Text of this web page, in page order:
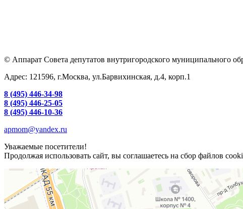
© Аппарат Совета депутатов внутригородского муниципального
Адрес: 121596, г.Москва, ул.Барвихинская, д.4, корп.1
8 (495) 446-34-98
8 (495) 446-25-05
8 (495) 446-10-36
apmom@yandex.ru
Уважаемые посетители!
Продолжая использовать сайт, вы соглашаетесь на сбор файлов